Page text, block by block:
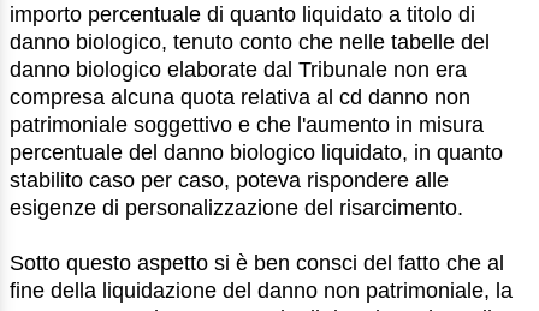
importo percentuale di quanto liquidato a titolo di
danno biologico, tenuto conto che nelle tabelle del
danno biologico elaborate dal Tribunale non era
compresa alcuna quota relativa al cd danno non
patrimoniale soggettivo e che l'aumento in misura
percentuale del danno biologico liquidato, in quanto
stabilito caso per caso, poteva rispondere alle
esigenze di personalizzazione del risarcimento.
Sotto questo aspetto si è ben consci del fatto che al
fine della liquidazione del danno non patrimoniale, la